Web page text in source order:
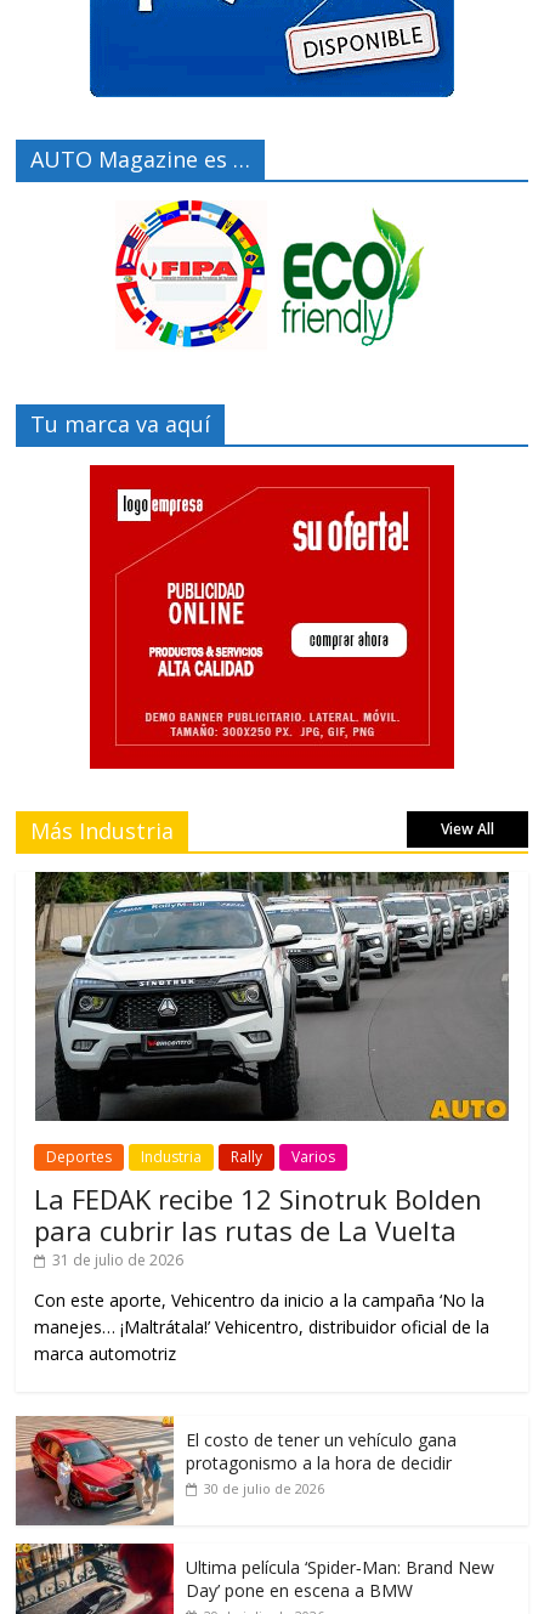
AUTO Magazine es …
Tu marca va aquí
Más Industria View All
Deportes Industria Rally Varios
La FEDAK recibe 12 Sinotruk Bolden
para cubrir las rutas de La Vuelta
31 de julio de 2026
Con este aporte, Vehicentro da inicio a la campaña ‘No la
manejes… ¡Maltrátala!’ Vehicentro, distribuidor oficial de la
marca automotriz
El costo de tener un vehículo gana
protagonismo a la hora de decidir
30 de julio de 2026
Ultima película ‘Spider‑Man: Brand New
Day’ pone en escena a BMW